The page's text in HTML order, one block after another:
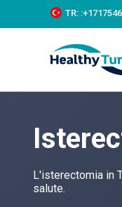
k
c
TR:
L'isterectomia in
salute.